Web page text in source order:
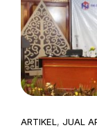
ARTIKEL , JUAL